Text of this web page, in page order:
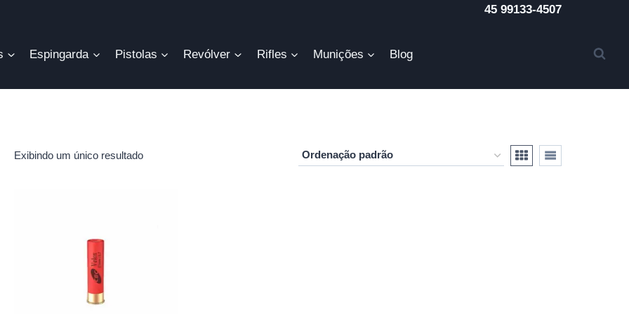
45 99133-4507
Espingarda Pistolas Revólver Rifles Munições Blog
Exibindo um único resultado